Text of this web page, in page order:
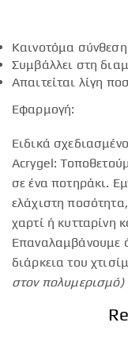
Καινοτόμα σύνθεση
Συμβάλλει στη
Απαιτείται λίγη
Εφαρμογή:
Ειδικά
Acrygel:
σε ένα ποτηράκι.
ελάχιστη
χαρτί ή κυτταρίνη
Επαναλαμβάνουμε
διάρκεια του
στον πολυμερισμό)